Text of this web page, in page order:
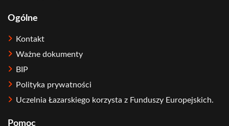
Ogólne
Kontakt
Ważne dokumenty
BIP
Polityka prywatności
Uczelnia Łazarskiego korzysta z Funduszy Europejskich.
Pomoc